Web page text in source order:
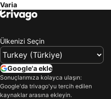
Neapoli, Kuzey Ege Otel
Soma, Manisa Çevresi Otel
Ayvalık, Balıkesir Çevresi Otel
İzmir, İzmir Çevresi Otel
Bozcaada, Çanakkale Çevresi Otel
Assos, Çanakkale Çevresi Otel
Foça, İzmir Çevresi Otel
Varia
Ülkenizi Seçin
Google'a ekle
Sonuçlarımıza kolayca ulaşın:
Google'da trivago'yu tercih edilen
kaynaklar arasına ekleyin.